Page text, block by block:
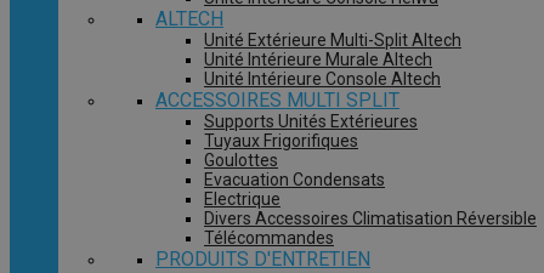
ALTECH
Unité Extérieure Multi-Split Altech
Unité Intérieure Murale Altech
Unité Intérieure Console Altech
ACCESSOIRES MULTI SPLIT
Supports Unités Extérieures
Tuyaux Frigorifiques
Goulottes
Evacuation Condensats
Electrique
Divers Accessoires Climatisation Réversible
Télécommandes
PRODUITS D'ENTRETIEN